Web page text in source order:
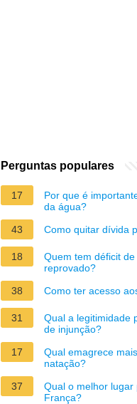
Perguntas populares
17
Por que é
da água?
43
Como quitar dívida
18
Quem tem déficit
reprovado?
38
Como ter acesso
31
Qual a legitimidade
de injunção?
17
Qual emagrece
natação?
37
Qual o melhor lugar
França?